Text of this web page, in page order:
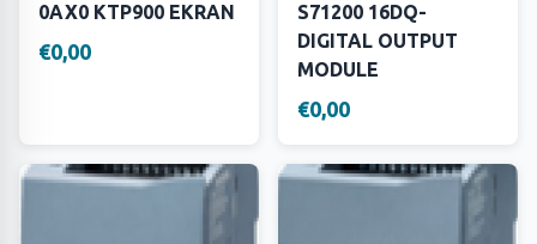
0AX0 KTP900 EKRAN
€0,00
S71200 16DQ-
DIGITAL OUTPUT
MODULE
€0,00